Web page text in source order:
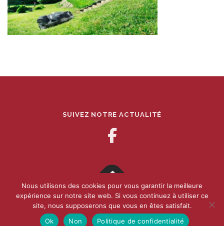
SUIVEZ NOTRE ACTUALITÉ
Copyright 2017 - 2021 Houbagri - Mentions légales -Afdruk-
Made by :webOrigine
Nous utilisons des cookies pour vous garantir la meilleure
expérience sur notre site web. Si vous continuez à utiliser ce
site, nous supposerons que vous en êtes satisfait.
Ok
Non Politique de confidentialité